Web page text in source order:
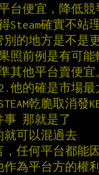
台便宜，降低競
Steam確實不站
的地方是不是
前例是有可能
其他平台賣便宜
的確是市場最
乾脆取消發
事 那就是了
可以混過去
任何平台都能
為平台方的權